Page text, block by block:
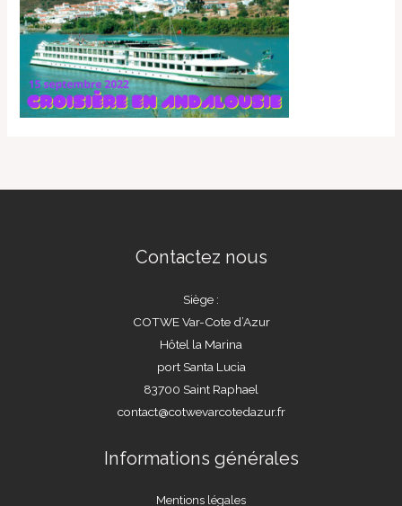
Contactez nous
Siège :
COTWE Var-Cote d’Azur
Hôtel la Marina
port Santa Lucia
83700 Saint Raphael
contact@cotwevarcotedazur.fr
Informations générales
Mentions légales